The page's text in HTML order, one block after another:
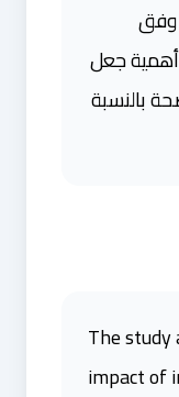
وفق
أهمية جعل
بالنسبة
The
impact of